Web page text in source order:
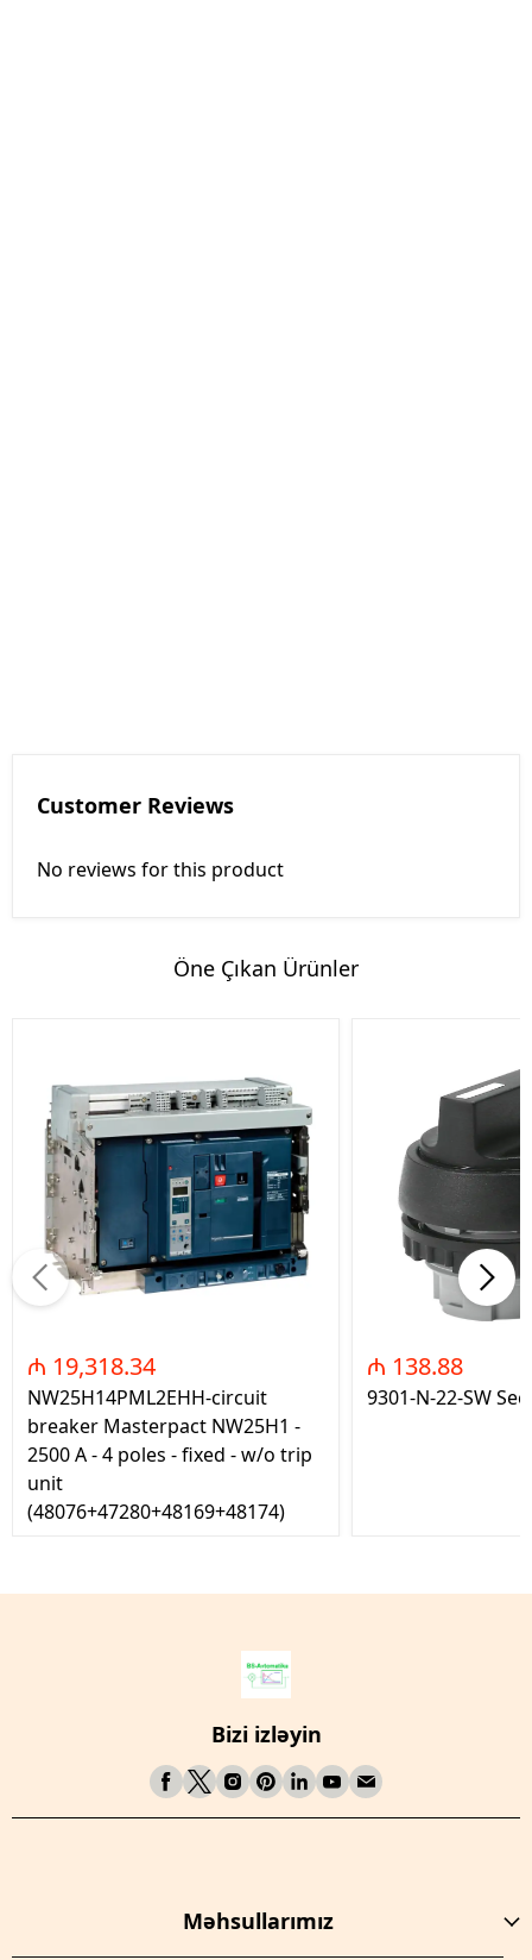
Customer Reviews
No reviews for this product
Öne Çıkan Ürünler
₼ 19,318.34
NW25H14PML2EHH-circuit
breaker Masterpact NW25H1 -
2500 A - 4 poles - fixed - w/o trip
unit
(48076+47280+48169+48174)
₼ 138.88
9301-N-22-SW
Bizi izləyin
Məhsullarımız